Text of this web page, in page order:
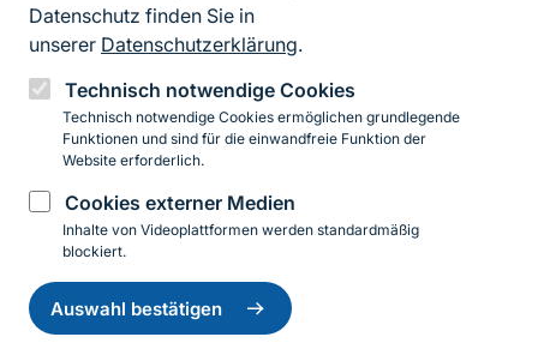
Datenschutz finden Sie in
unserer Datenschutzerklärung.
Technisch notwendige Cookies
Technisch notwendige Cookies ermöglichen grundlegende
Funktionen und sind für die einwandfreie Funktion der
Website erforderlich.
Cookies externer Medien
Inhalte von Videoplattformen werden standardmäßig
blockiert.
Auswahl bestätigen
Einwilligung
zurückziehen
Erklärung zur Barrierefreiheit
Impressum
Datenschutz
InstagramFacebookYouTubeLinkedIn
© 2026 Bundesamt für Naturschutz